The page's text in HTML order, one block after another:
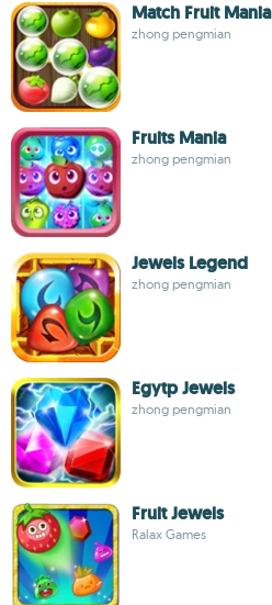
Match Fruit Mania
zhong pengmian
Fruits Mania
zhong pengmian
Jewels Legend
zhong pengmian
Egytp Jewels
zhong pengmian
Fruit Jewels
Ralax Games